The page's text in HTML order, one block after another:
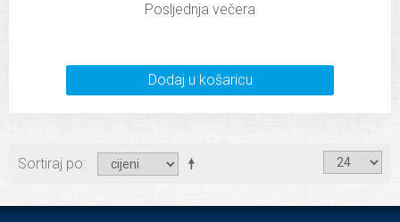
Posljednja večera
Dodaj u košaricu
Sortiraj po